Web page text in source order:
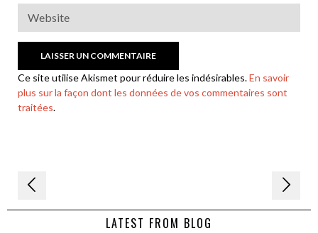
Ce site utilise Akismet pour réduire les indésirables.En savoir
plus sur la façon dont les données de vos commentaires sont
traitées.
Navigation
de LATEST FROM BLOG